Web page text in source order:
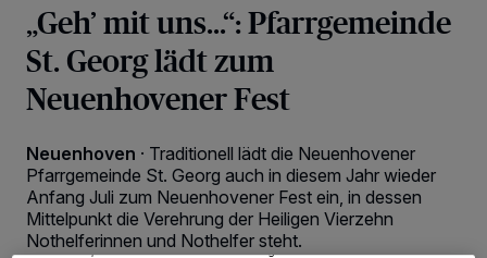
„Geh’ mit uns...“: Pfarrgemeinde
St. Georg lädt zum
Neuenhovener Fest
Neuenhoven · Traditionell lädt die Neuenhovener
Pfarrgemeinde St. Georg auch in diesem Jahr wieder
Anfang Juli zum Neuenhovener Fest ein, in dessen
Mittelpunkt die Verehrung der Heiligen Vierzehn
Nothelferinnen und Nothelfer steht.
wie Browserdaten oder eindeutige Kennungen auf Ihrem Gerät zu. Durch Auswahl
von OK aktivieren Sie Tracking-Technologien für die unter „Wir und unsere
Partner verarbeiten Daten, um Ihnen Dienste bereitzustellen“ aufgeführten
Zwecke. Wenn Tracker deaktiviert sind, sind manche Inhalte und Anzeigen
möglicherweise nicht mehr so relevant für Sie. Sie können dieses Menü jederzeit
wieder aufrufen, um Ihre Einstellungen zu ändern oder Ihre Einwilligung zu
widerrufen, indem Sie auf den Link Einstellungen oder Ablehnen am unteren